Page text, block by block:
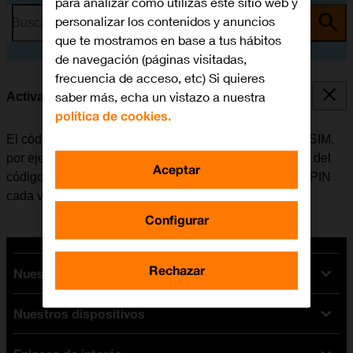
Busca por problema o tema
Activar o desactivar el uso del código PIN
El código PIN evita que otros puedan utilizar la tarjeta SIM,
por ejemplo, en caso de robo del móvil. Cuando el uso del
código PIN está activado, se debe introducir el código PIN
cada vez que se enciende el móvil.
Nuestras tarifas
Tarifas Orange
Tarifas fibra y móvil
Nuestros dispositivos
personalizar los contenidos y anuncios
que te mostramos en base a tus hábitos
de navegación (páginas visitadas,
frecuencia de acceso, etc) Si quieres
saber más, echa un vistazo a nuestra
política de cookies.
Configurar
Rechazar
Aceptar